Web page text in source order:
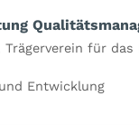
Trägerverein für das
Entwicklung